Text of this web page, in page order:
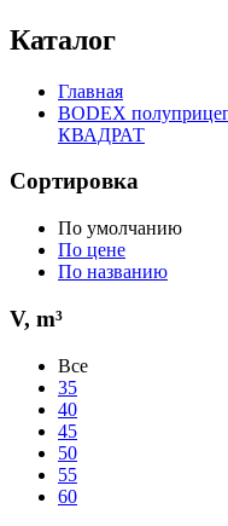
Каталог
Главная
BODEX
КВАДРАТ
Сортировка
По умолчанию
По цене
По названию
V, m³
Все
35
40
45
50
55
60